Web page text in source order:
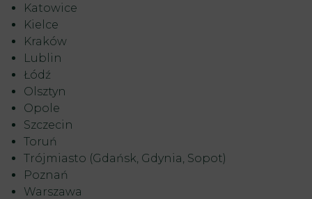
Katowice
Kielce
Kraków
Lublin
Łódź
Olsztyn
Opole
Szczecin
Toruń
Trójmiasto (Gdańsk Gdynia , Sopot)
Poznań
Warszawa